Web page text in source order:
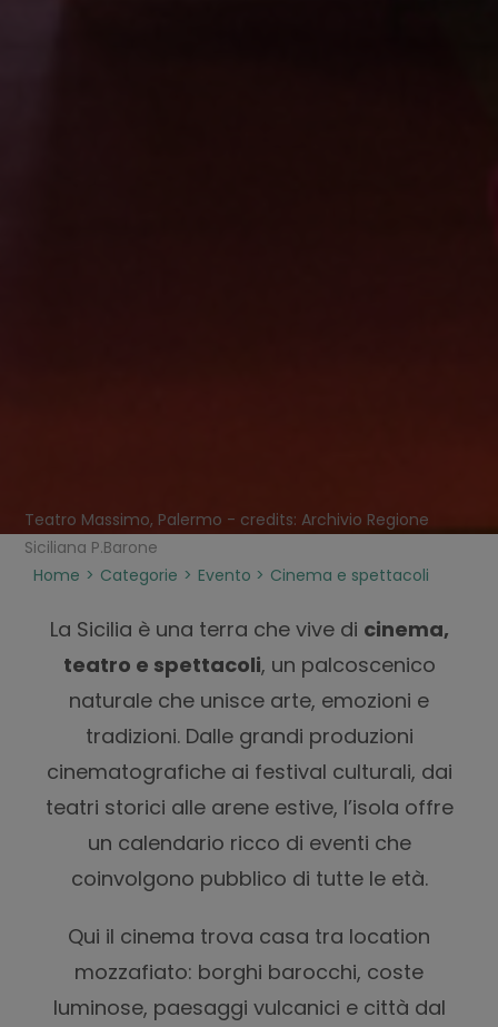
Teatro Massimo, Palermo - credits: Archivio Regione
Siciliana P.Barone
Home
Categorie Evento Cinema e spettacoli
La Sicilia è una terra che vive di cinema,
teatro e spettacoli, un palcoscenico
naturale che unisce arte, emozioni e
tradizioni. Dalle grandi produzioni
cinematografiche ai festival culturali, dai
teatri storici alle arene estive, l’isola offre
un calendario ricco di eventi che
coinvolgono pubblico di tutte le età.
Qui il cinema trova casa tra location
mozzafiato: borghi barocchi, coste
luminose, paesaggi vulcanici e città dal